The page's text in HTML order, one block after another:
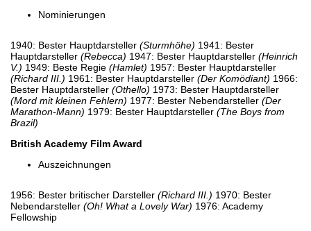
Nominierungen
1940: Bester Hauptdarsteller (Sturmhöhe) 1941: Bester
Hauptdarsteller (Rebecca) 1947: Bester Hauptdarsteller (Heinrich
V.) 1949: Beste Regie (Hamlet) 1957: Bester Hauptdarsteller
(Richard III.) 1961: Bester Hauptdarsteller (Der Komödiant) 1966:
Bester Hauptdarsteller (Othello) 1973: Bester Hauptdarsteller
(Mord mit kleinen Fehlern) 1977: Bester Nebendarsteller (Der
Marathon-Mann) 1979: Bester Hauptdarsteller (The Boys from
Brazil)
British Academy Film Award
Auszeichnungen
1956: Bester britischer Darsteller (Richard III.) 1970: Bester
Nebendarsteller (Oh! What a Lovely War) 1976: Academy
Fellowship